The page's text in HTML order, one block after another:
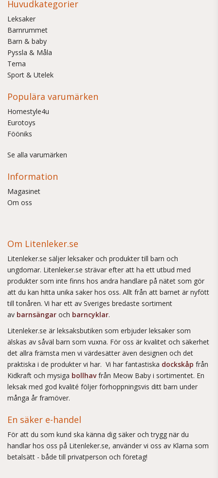
Huvudkategorier
Leksaker
Barnrummet
Barn & baby
Pyssla & Måla
Tema
Sport & Utelek
Populära varumärken
Homestyle4u
Eurotoys
Fööniks
Se alla varumärken
Information
Magasinet
Om oss
Om Litenleker.se
Litenleker.se säljer leksaker och produkter till barn och
ungdomar. Litenleker.se strävar efter att ha ett utbud med
produkter som inte finns hos andra handlare på nätet som gör
att du kan hitta unika saker hos oss. Allt från att barnet är nyfött
till tonåren. Vi har ett av Sveriges bredaste sortiment
av barnsängar och barncyklar.
Litenleker.se är leksaksbutiken som erbjuder leksaker som
älskas av såväl barn som vuxna. För oss är kvalitet och säkerhet
det allra främsta men vi värdesätter även designen och det
praktiska i de produkter vi har. Vi har fantastiska dockskåp från
Kidkraft och mysiga bollhavfrån Meow Baby i sortimentet. En
leksak med god kvalité följer förhoppningsvis ditt barn under
många år framöver.
En säker e-handel
För att du som kund ska känna dig säker och trygg när du
handlar hos oss på Litenleker.se, använder vi oss av Klarna som
betalsätt - både till privatperson och företag!